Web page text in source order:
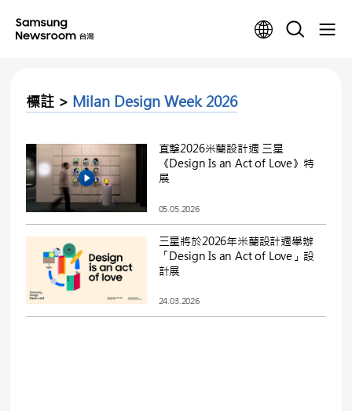
標註 > Milan Design Week 2026
直擊2026米蘭設計週 三星
《Design Is an Act of Love》特
展
05.05.2026
三星將於2026年米蘭設計週舉辦
「Design Is an Act of Love」設
計展
24.03.2026